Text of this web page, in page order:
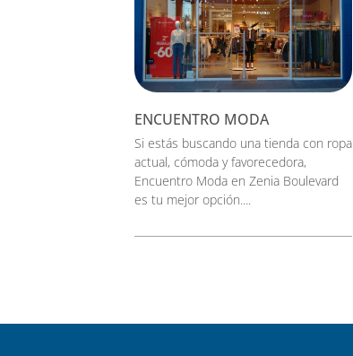
ENCUENTRO MODA
Si estás buscando una tienda con ropa
actual, cómoda y favorecedora,
Encuentro Moda en Zenia Boulevard
es tu mejor opción....